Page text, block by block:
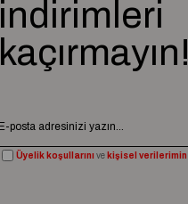
indirimleri
kaçırmayın!
Üyelik koşullarını ve kişisel verilerimin